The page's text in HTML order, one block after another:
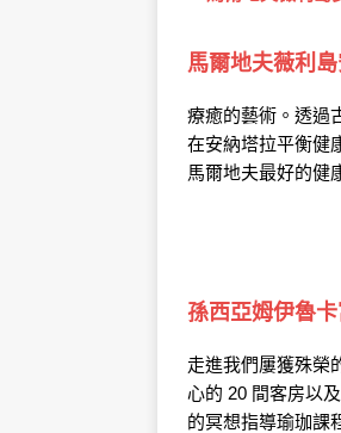
馬爾地夫薇利
療癒的藝術。透過
在安納塔拉平衡健
馬爾地夫最好的健
孫西亞姆伊魯
走進我們屢獲殊榮
心的 20 間客房以
的冥想指導瑜珈課